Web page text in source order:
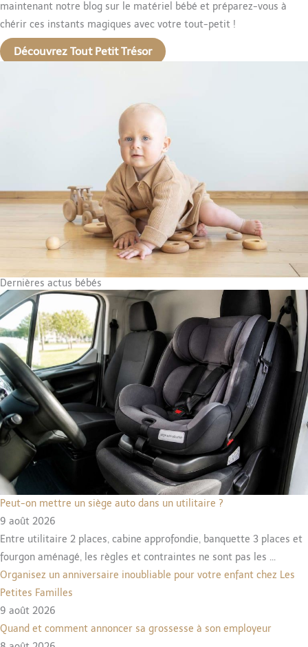
maintenant notre blog sur le matériel bébé et préparez-vous à
chérir ces instants magiques avec votre tout-petit !
Découvrez Tout Petit Trésor
Dernières actus bébés
Peut-on mettre un siège auto dans un utilitaire ?
9 août 2026
Entre utilitaire 2 places, cabine approfondie, banquette 3 places et
fourgon aménagé, les règles et contraintes ne sont pas les ...
Organisez un anniversaire inoubliable pour votre enfant chez Les
Petites Familles
9 août 2026
Quand et comment annoncer sa grossesse à son employeur